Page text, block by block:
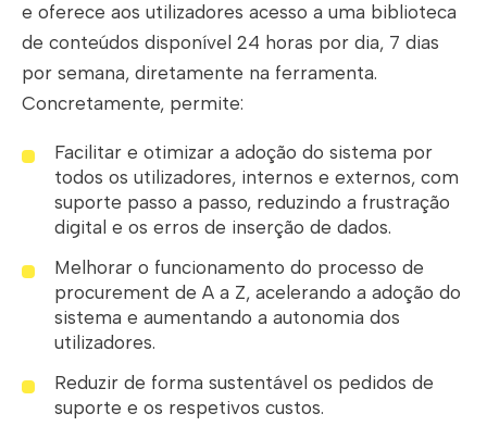
e oferece aos utilizadores acesso a uma biblioteca
de conteúdos disponível 24 horas por dia, 7 dias
por semana, diretamente na ferramenta.
Concretamente, permite:
Facilitar e otimizar a adoção do sistema por
todos os utilizadores, internos e externos, com
suporte passo a passo, reduzindo a frustração
digital e os erros de inserção de dados.
Melhorar o funcionamento do processo de
procurement de A a Z, acelerando a adoção do
sistema e aumentando a autonomia dos
utilizadores.
Reduzir de forma sustentável os pedidos de
suporte e os respetivos custos.